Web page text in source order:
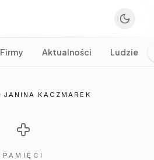
Firmy Aktualności Ludzie
JANINA KACZMAREK
PAMIĘCI